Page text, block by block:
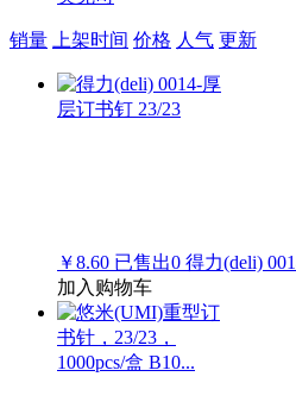
销量 上架时间 价格 人气 更新
￥8.60 已售出0 得力(deli)
加入购物车